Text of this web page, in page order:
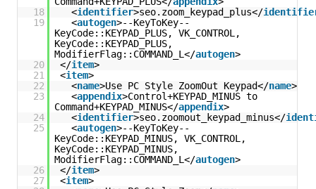
18
<identifier>seo.zoom_keypad_plus</
19
<autogen>--KeyToKey--
KeyCode::KEYPAD_PLUS, VK_CONTROL,
KeyCode::KEYPAD_PLUS,
ModifierFlag::COMMAND_L</autogen>
20
</item>
21
<item>
22
<name>Use PC Style ZoomOut Keypad</name>
23
<appendix>Control+KEYPAD_MINUS to
Command+KEYPAD_MINUS</appendix>
24
<identifier>seo.zoomout_keypad_minus</
25
<autogen>--KeyToKey--
KeyCode::KEYPAD_MINUS, VK_CONTROL,
KeyCode::KEYPAD_MINUS,
ModifierFlag::COMMAND_L</autogen>
26
</item>
27
<item>